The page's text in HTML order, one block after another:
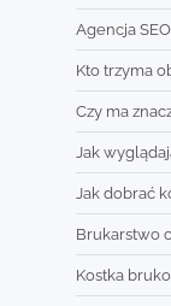
Agencja
Kto trzyma
Czy ma
Jak
Jak dobrać
Brukarstwo
Kostka